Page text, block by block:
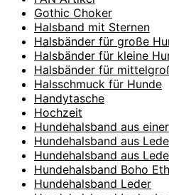
Gothic Choker
Halsband mit Sternen
Halsbänder für große
Halsbänder für kleine
Halsbänder für
Halsschmuck für Hunde
Handytasche
Hochzeit
Hundehalsband aus
Hundehalsband aus
Hundehalsband aus
Hundehalsband Boho
Hundehalsband Leder